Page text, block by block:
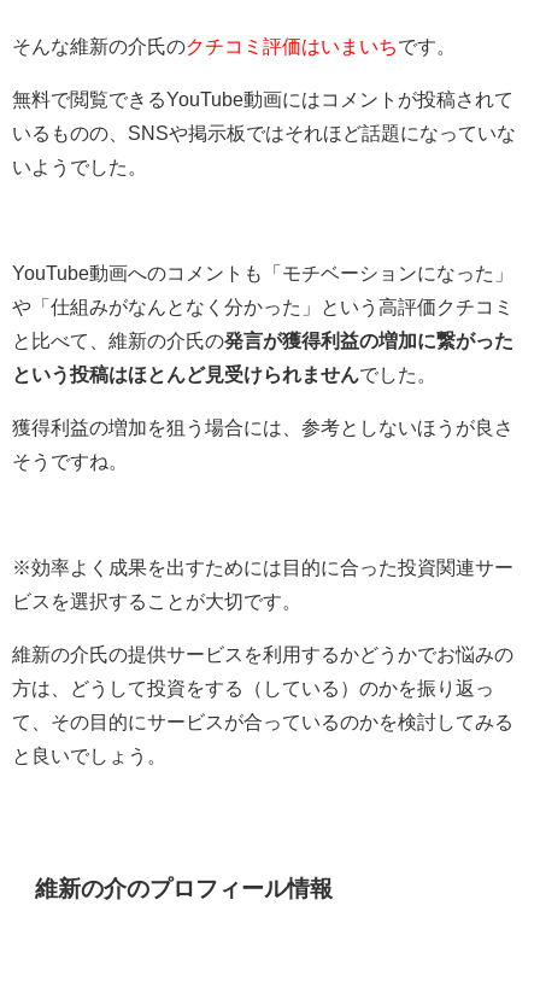
そんな維新の介氏のクチコミ評価はいまいちです。
無料で閲覧できるYouTube動画にはコメントが投稿されて
いるものの、SNSや掲示板ではそれほど話題になっていな
いようでした。
YouTube動画へのコメントも「モチベーションになった」
や「仕組みがなんとなく分かった」という高評価クチコミ
と比べて、維新の介氏の発言が獲得利益の増加に繋がった
という投稿はほとんど見受けられませんでした。
獲得利益の増加を狙う場合には、参考としないほうが良さ
そうですね。
※効率よく成果を出すためには目的に合った投資関連サー
ビスを選択することが大切です。
維新の介氏の提供サービスを利用するかどうかでお悩みの
方は、どうして投資をする（している）のかを振り返っ
て、その目的にサービスが合っているのかを検討してみる
と良いでしょう。
維新の介のプロフィール情報